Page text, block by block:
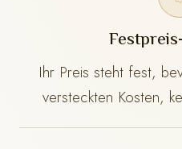
Ihr Preis steht fest,
versteckten Kosten,